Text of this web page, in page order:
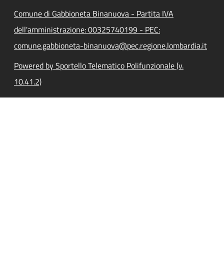
Comune di Gabbioneta Binanuova - Partita IVA
dell'amministrazione: 00325740199 - PEC:
comune.gabbioneta-binanuova@pec.regione.lombardia.it
Powered by Sportello Telematico Polifunzionale (v.
10.41.2)